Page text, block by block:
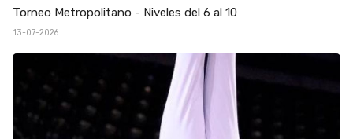
Torneo Metropolitano - Niveles del 6 al 10
13-07-2026